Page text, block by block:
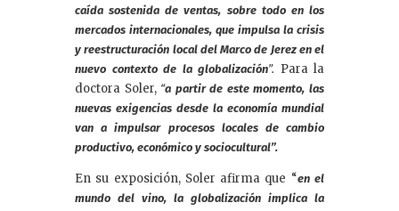
caída sostenida de ventas, sobre todo en los
mercados internacionales, que impulsa la crisis
y reestructuración local del Marco de Jerez en el
nuevo contexto de la globalización”. Para la
doctora Soler, “a partir de este momento, las
nuevas exigencias desde la economía mundial
van a impulsar procesos locales de cambio
productivo, económico y sociocultural”.
En su exposición, Soler afirma que “en el
mundo del vino, la globalización implica la